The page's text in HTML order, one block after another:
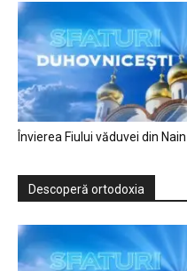
Învierea Fiului văduvei din Nain
Descoperă ortodoxia